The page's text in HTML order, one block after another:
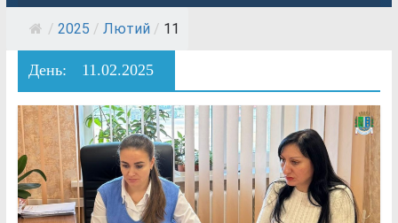
/ 2025 / Лютий / 11
День: 11.02.2025